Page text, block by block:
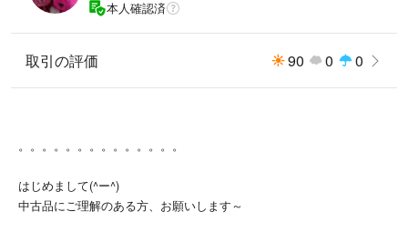
本人確認済
取引の評価 90 0 0
。。。。。。。。。。。。。。
はじめまして(^ー^)
中古品にご理解のある方、お願いします～